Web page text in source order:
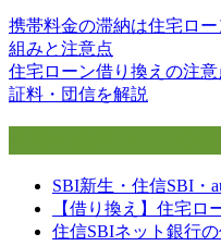
投
稿
ナ
ビ
携帯料金の滞納は住宅ロ
組みと注意点
住宅ローン借り換えの注
証料・団信を解説
SBI新生・住信SBI・
【借り換え】住宅ロ
住信SBIネット銀行